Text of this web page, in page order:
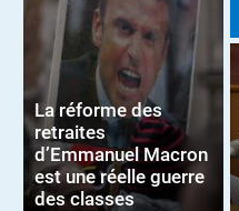
La réforme des
retraites
d’Emmanuel Macron
est une réelle guerre
des classes